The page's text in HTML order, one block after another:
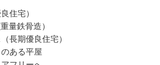
住宅）
量鉄骨造）
長期優良住宅）
ある平屋